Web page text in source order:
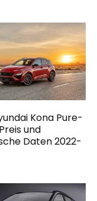
Kona Pure-
und
Daten 2022-